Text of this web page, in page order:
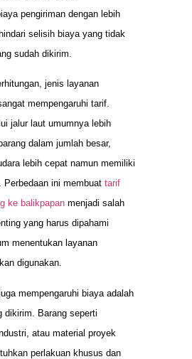
pengiriman dengan lebih
selisih biaya yang tidak
sudah dikirim.
jenis layanan
mempengaruhi tarif.
jalur laut umumnya lebih
dalam jumlah besar,
lebih cepat namun memiliki
Perbedaan ini membuat tarif
ke balikpapan menjadi salah
yang harus dipahami
menentukan layanan
digunakan.
mempengaruhi biaya adalah
dikirim. Barang seperti
atau material proyek
perlakuan khusus dan